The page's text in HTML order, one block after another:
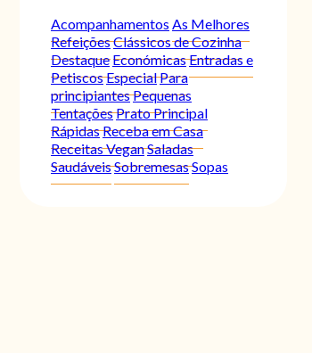
Acompanhamentos As Melhores
RefeiçõesClássicos de Cozinha
Destaque EconómicasEntradas e
PetiscosEspecialPara
principiantesPequenas
TentaçõesPrato Principal
RápidasReceba em Casa
Receitas VeganSaladas
SaudáveisSobremesasSopas